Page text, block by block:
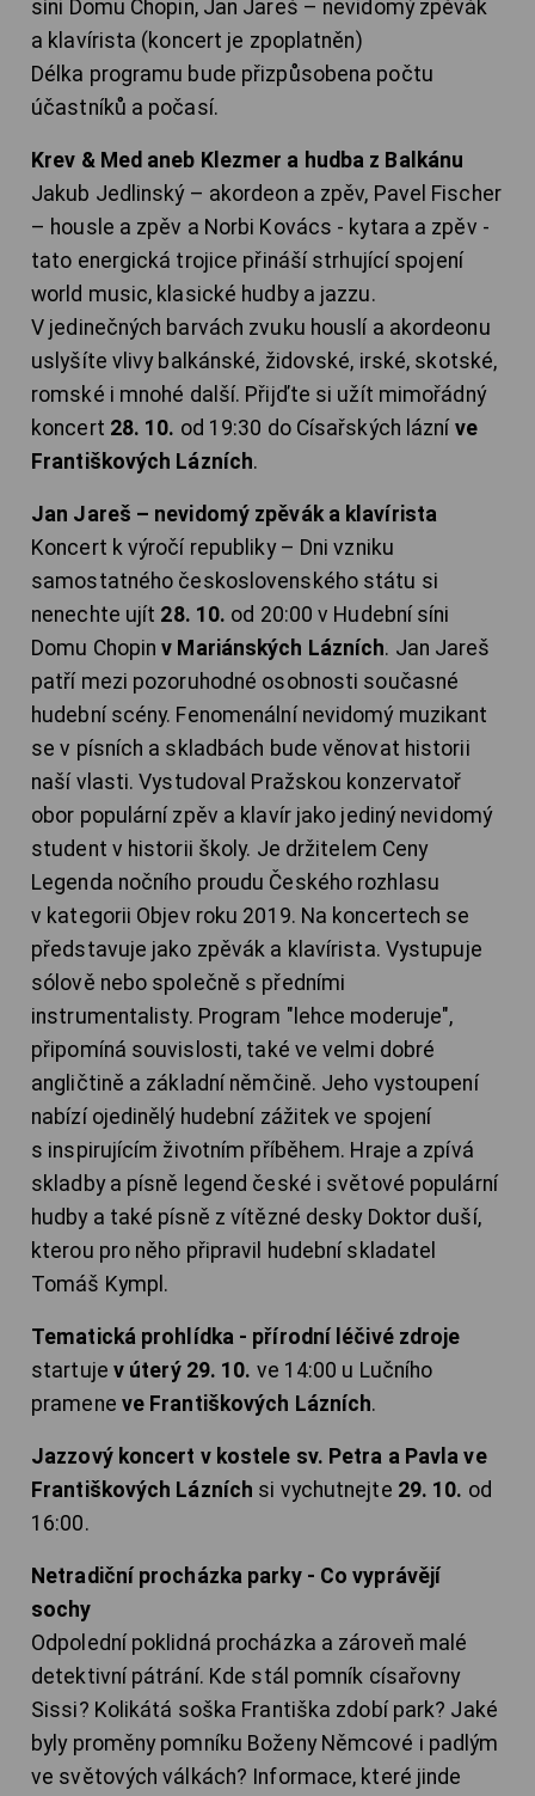
síni Domu Chopin, Jan Jareš – nevidomý zpěvák
a klavírista (koncert je zpoplatněn)
Délka programu bude přizpůsobena počtu
účastníků a počasí.
Krev & Med aneb Klezmer a hudba z Balkánu
Jakub Jedlinský – akordeon a zpěv, Pavel Fischer
– housle a zpěv a Norbi Kovács - kytara a zpěv -
tato energická trojice přináší strhující spojení
world music, klasické hudby a jazzu.
V jedinečných barvách zvuku houslí a akordeonu
uslyšíte vlivy balkánské, židovské, irské, skotské,
romské i mnohé další. Přijďte si užít mimořádný
koncert 28. 10. od 19:30 do Císařských lázní ve
Františkových Lázních.
Jan Jareš – nevidomý zpěvák a klavírista
Koncert k výročí republiky – Dni vzniku
samostatného československého státu si
nenechte ujít 28. 10. od 20:00 v Hudební síni
Domu Chopinv Mariánských Lázních. Jan Jareš
patří mezi pozoruhodné osobnosti současné
hudební scény. Fenomenální nevidomý muzikant
se v písních a skladbách bude věnovat historii
naší vlasti. Vystudoval Pražskou konzervatoř
obor populární zpěv a klavír jako jediný nevidomý
student v historii školy. Je držitelem Ceny
Legenda nočního proudu Českého rozhlasu
v kategorii Objev roku 2019. Na koncertech se
představuje jako zpěvák a klavírista. Vystupuje
sólově nebo společně s předními
instrumentalisty. Program "lehce moderuje",
připomíná souvislosti, také ve velmi dobré
angličtině a základní němčině. Jeho vystoupení
nabízí ojedinělý hudební zážitek ve spojení
s inspirujícím životním příběhem. Hraje a zpívá
skladby a písně legend české i světové populární
hudby a také písně z vítězné desky Doktor duší,
kterou pro něho připravil hudební skladatel
Tomáš Kympl.
Tematická prohlídka - přírodní léčivé zdroje
startuje v úterý 29. 10. ve 14:00 u Lučního
pramene ve Františkových Lázních.
Jazzový koncert v kostele sv. Petra a Pavla ve
Františkových Lázních si vychutnejte 29. 10. od
16:00.
Netradiční procházka parky - Co vyprávějí
sochy
Odpolední poklidná procházka a zároveň malé
detektivní pátrání. Kde stál pomník císařovny
Sissi? Kolikátá soška Františka zdobí park? Jaké
byly proměny pomníku Boženy Němcové i padlým
ve světových válkách? Informace, které jinde